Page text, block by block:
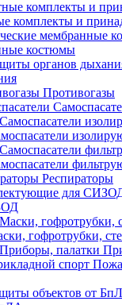
комплекты и
костюмы
Противогазы
Респираторы
гофротрубки,